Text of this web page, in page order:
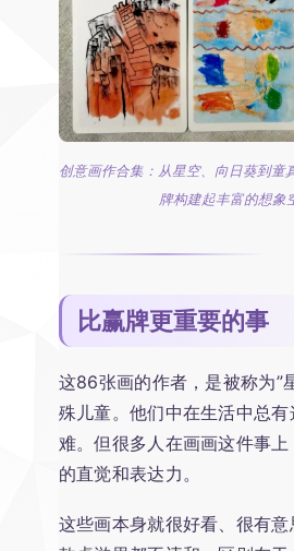
创意画作合集：从星空、向日葵到童
牌构建起丰富的想象
比赢牌更重要的事
这86张画的作者，是被称为”
殊儿童。他们中在生活中总
难。但很多人在画画这件事
的直觉和表达力。
这些画本身就很好看、很有